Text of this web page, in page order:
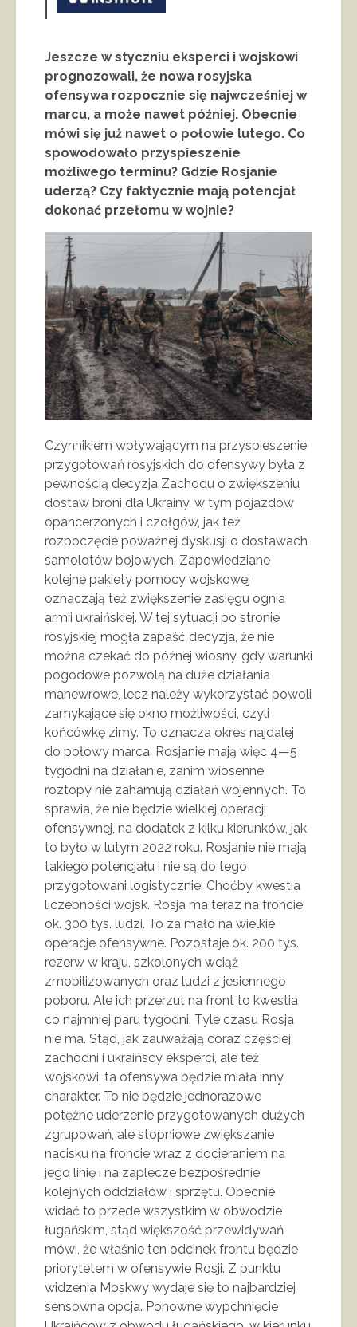
Jeszcze w styczniu eksperci i wojskowi
prognozowali, że nowa rosyjska
ofensywa rozpocznie się najwcześniej w
marcu, a może nawet później. Obecnie
mówi się już nawet o połowie lutego. Co
spowodowało przyspieszenie
możliwego terminu? Gdzie Rosjanie
uderzą? Czy faktycznie mają potencjał
dokonać przełomu w wojnie?
Czynnikiem wpływającym na przyspieszenie
przygotowań rosyjskich do ofensywy była z
pewnością decyzja Zachodu o zwiększeniu
dostaw broni dla Ukrainy, w tym pojazdów
opancerzonych i czołgów, jak też
rozpoczęcie poważnej dyskusji o dostawach
samolotów bojowych. Zapowiedziane
kolejne pakiety pomocy wojskowej
oznaczają też zwiększenie zasięgu ognia
armii ukraińskiej. W tej sytuacji po stronie
rosyjskiej mogła zapaść decyzja, że nie
można czekać do późnej wiosny, gdy warunki
pogodowe pozwolą na duże działania
manewrowe, lecz należy wykorzystać powoli
zamykające się okno możliwości, czyli
końcówkę zimy. To oznacza okres najdalej
do połowy marca. Rosjanie mają więc 4—5
tygodni na działanie, zanim wiosenne
roztopy nie zahamują działań wojennych. To
sprawia, że nie będzie wielkiej operacji
ofensywnej, na dodatek z kilku kierunków, jak
to było w lutym 2022 roku. Rosjanie nie mają
takiego potencjału i nie są do tego
przygotowani logistycznie. Choćby kwestia
liczebności wojsk. Rosja ma teraz na froncie
ok. 300 tys. ludzi. To za mało na wielkie
operacje ofensywne. Pozostaje ok. 200 tys.
rezerw w kraju, szkolonych wciąż
zmobilizowanych oraz ludzi z jesiennego
poboru. Ale ich przerzut na front to kwestia
co najmniej paru tygodni. Tyle czasu Rosja
nie ma. Stąd, jak zauważają coraz częściej
zachodni i ukraińscy eksperci, ale też
wojskowi, ta ofensywa będzie miała inny
charakter. To nie będzie jednorazowe
potężne uderzenie przygotowanych dużych
zgrupowań, ale stopniowe zwiększanie
nacisku na froncie wraz z docieraniem na
jego linię i na zaplecze bezpośrednie
kolejnych oddziałów i sprzętu. Obecnie
widać to przede wszystkim w obwodzie
ługańskim, stąd większość przewidywań
mówi, że właśnie ten odcinek frontu będzie
priorytetem w ofensywie Rosji. Z punktu
widzenia Moskwy wydaje się to najbardziej
sensowna opcja. Ponowne wypchnięcie